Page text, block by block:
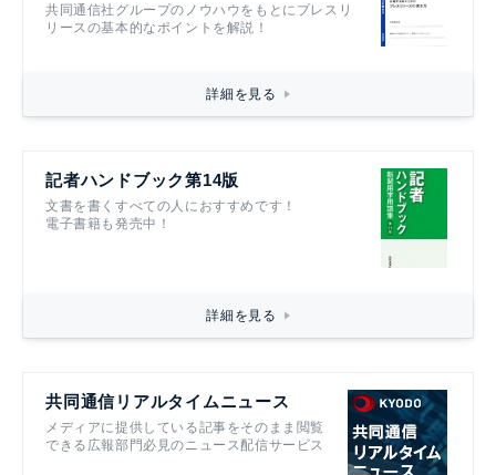
共同通信社グループのノウハウをもとにプレスリ
リースの基本的なポイントを解説！
詳細を見る
記者ハンドブック第14版
文書を書くすべての人におすすめです！
電子書籍も発売中！
詳細を見る
共同通信リアルタイムニュース
メディアに提供している記事をそのまま閲覧
できる広報部門必見のニュース配信サービス